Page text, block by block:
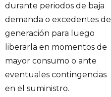
durante periodos de baja
demanda o excedentes de
generación para luego
liberarla en momentos de
mayor consumo o ante
eventuales contingencias
en el suministro.